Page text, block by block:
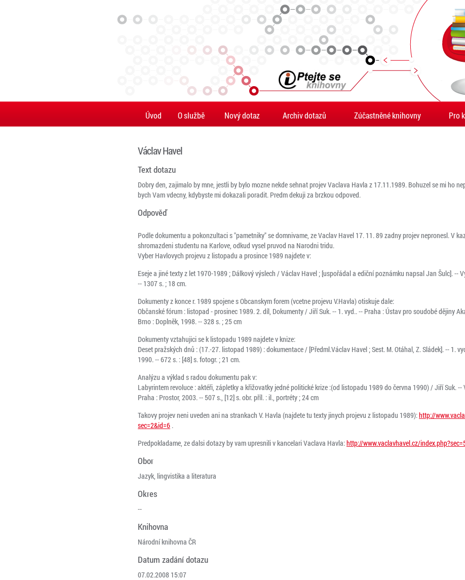
Úvod O službě Nový dotaz Archiv dotazů Zúčastněné knihovny Pro
Václav Havel
Text dotazu
Dobry den, zajimalo by mne, jestli by bylo mozne nekde sehnat projev Vaclava Havla z 17.11.1989. Bohuzel se mi ho
bych Vam vdecny, kdybyste mi dokazali poradit. Predm dekuji za brzkou odpoved.
Odpověď
Podle dokumentu a pokonzultaci s "pametniky" se domnivame, ze Vaclav Havel 17. 11. 89 zadny projev nepronesl. V
shromazdeni studentu na Karlove, odkud vysel pruvod na Narodni tridu.
Vyber Havlovych projevu z listopadu a prosince 1989 najdete v:
Eseje a jiné texty z let 1970-1989 ; Dálkový výslech / Václav Havel ; [uspořádal a ediční poznámku napsal Jan Šulc]. --
-- 1307 s. ; 18 cm.
Dokumenty z konce r. 1989 spojene s Obcanskym forem (vcetne projevu V.Havla) otiskuje dale:
Občanské fórum : listopad - prosinec 1989. 2. díl, Dokumenty / Jiří Suk. -- 1. vyd.. -- Praha : Ústav pro soudobé dějiny
Brno : Doplněk, 1998. -- 328 s. ; 25 cm
Dokumenty vztahujici se k listopadu 1989 najdete v knize:
Deset pražských dnů : (17.-27. listopad 1989) : dokumentace / [Předml.Václav Havel ; Sest. M. Otáhal, Z. Sládek]. -- 1.
1990. -- 672 s. : [48] s. fotogr. ; 21 cm.
Analýzu a výklad s radou dokumentu pak v:
Labyrintem revoluce : aktéři, zápletky a křižovatky jedné politické krize :(od listopadu 1989 do června 1990) / Jiří Suk. --
Praha : Prostor, 2003. -- 507 s., [12] s. obr. příl. : il., portréty ; 24 cm
Takovy projev neni uveden ani na strankach V. Havla (najdete tu texty jinych projevu z listopadu 1989):http://
sec=2&id=6 .
Predpokladame, ze dalsi dotazy by vam upresnili v kancelari Vaclava Havla:http://www.vaclavhavel.cz/
Obor
Jazyk, lingvistika a literatura
Okres
--
Knihovna
Národní knihovna ČR
Datum zadání dotazu
07.02.2008 15:07